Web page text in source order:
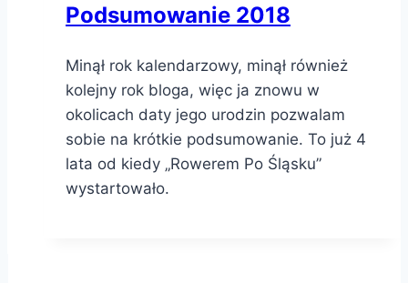
Podsumowanie 2018
Minął rok kalendarzowy, minął również
kolejny rok bloga, więc ja znowu w
okolicach daty jego urodzin pozwalam
sobie na krótkie podsumowanie. To już 4
lata od kiedy „Rowerem Po Śląsku”
wystartowało.